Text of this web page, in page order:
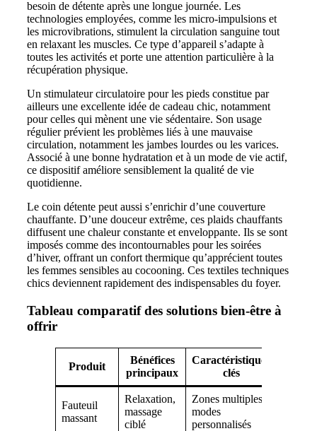
besoin de détente après une longue journée. Les
technologies employées, comme les micro-impulsions et
les microvibrations, stimulent la circulation sanguine tout
en relaxant les muscles. Ce type d’appareil s’adapte à
toutes les activités et porte une attention particulière à la
récupération physique.
Un stimulateur circulatoire pour les pieds constitue par
ailleurs une excellente idée de cadeau chic, notamment
pour celles qui mènent une vie sédentaire. Son usage
régulier prévient les problèmes liés à une mauvaise
circulation, notamment les jambes lourdes ou les varices.
Associé à une bonne hydratation et à un mode de vie actif,
ce dispositif améliore sensiblement la qualité de vie
quotidienne.
Le coin détente peut aussi s’enrichir d’une couverture
chauffante. D’une douceur extrême, ces plaids chauffants
diffusent une chaleur constante et enveloppante. Ils se sont
imposés comme des incontournables pour les soirées
d’hiver, offrant un confort thermique qu’apprécient toutes
les femmes sensibles au cocooning. Ces textiles techniques
chics deviennent rapidement des indispensables du foyer.
Tableau comparatif des solutions bien-être à
offrir
Produit
Bénéfices
principaux
Caractéristiques
clés
Fauteuil
massant
Relaxation,
massage
ciblé
Zones multiples,
modes
personnalisés